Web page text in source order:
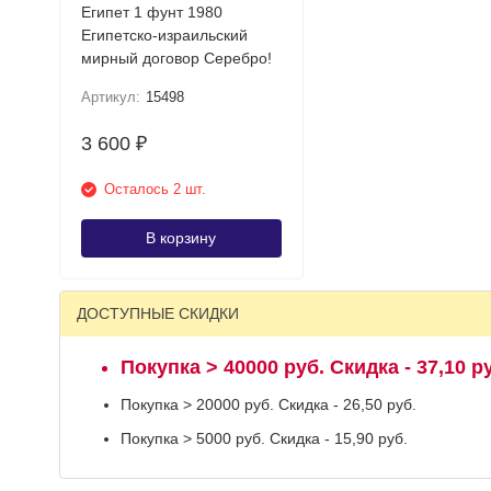
Египет 1 фунт 1980
Египетско-израильский
мирный договор Серебро!
Артикул: 15498
3 600 ₽
Осталось 2 шт.
В корзину
ДОСТУПНЫЕ СКИДКИ
Покупка > 40000 руб. Скидка - 37,10
Покупка > 20000 руб. Скидка - 26,50 руб.
Покупка > 5000 руб. Скидка - 15,90 руб.